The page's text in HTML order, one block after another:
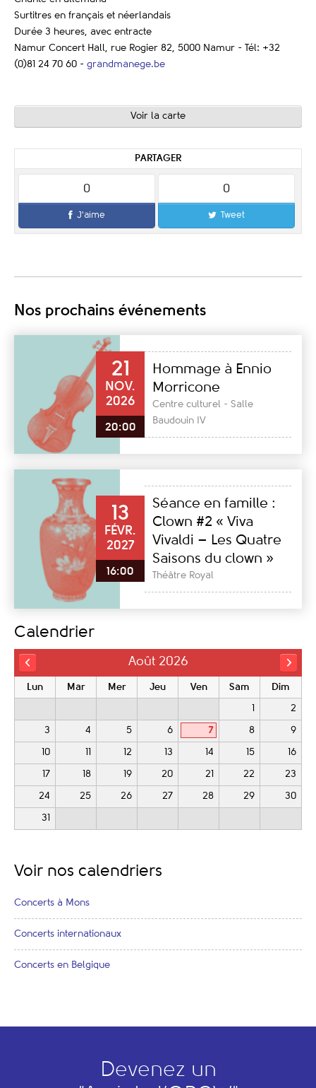
Surtitres en français et néerlandais
Durée 3 heures, avec entracte
Namur Concert Hall, rue Rogier 82, 5000 Namur - Tél: +32
(0)81 24 70 60 - grandmanege.be
Voir la carte
PARTAGER
0
J'aime
0
Tweet
Nos prochains événements
21
NOV.
2026
20:00
Hommage à Ennio
Morricone
Centre culturel - Salle
Baudouin IV
13
FÉVR.
2027
16:00
Séance en famille :
Clown #2 « Viva
Vivaldi – Les Quatre
Saisons du clown »
Théâtre Royal
Calendrier
Août 2026
Lun Mar Mer Jeu Ven Sam Dim
1 2
3 4 5 6 7 8 9
10 11 12 13 14 15 16
17 18 19 20 21 22 23
24 25 26 27 28 29 30
31
Voir nos calendriers
Concerts à Mons
Concerts internationaux
Concerts en Belgique
Devenez un